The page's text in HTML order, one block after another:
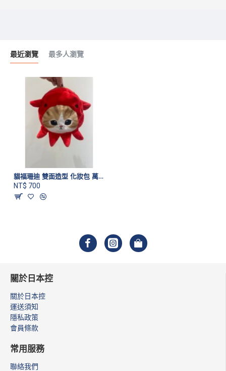
最近瀏覽 最多人瀏覽
貓福珊迪 雙面造型 化妝包 萬用包 章魚款
NT$ 700
關於日本控
關於日本控
運送須知
隱私政策
會員條款
常用服務
聯絡我們